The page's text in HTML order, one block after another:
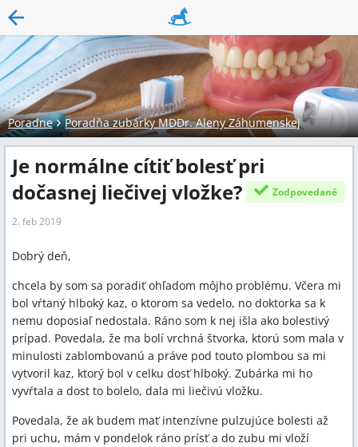
Poradne Poradňa zubárky MDDr. Aleny Záhumenskej
Je normálne cítiť bolesť pri
dočasnej liečivej vložke?
Zodpovedané
2. feb 2019
Dobrý deň,
chcela by som sa poradiť ohľadom môjho problému. Včera mi
bol vŕtaný hlboký kaz, o ktorom sa vedelo, no doktorka sa k
nemu doposiaľ nedostala. Ráno som k nej išla ako bolestivý
prípad. Povedala, že ma bolí vrchná štvorka, ktorú som mala v
minulosti zablombovanú a práve pod touto plombou sa mi
vytvoril kaz, ktorý bol v celku dosť hlboký. Zubárka mi ho
vyvŕtala a dost to bolelo, dala mi liečivú vložku.
Povedala, že ak budem mať intenzívne pulzujúce bolesti až
pri uchu, mám v pondelok ráno prísť a do zubu mi vloží